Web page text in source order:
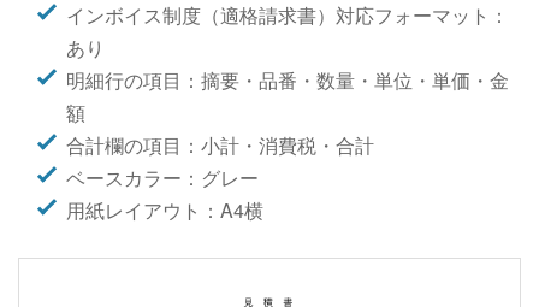
インボイス制度（適格請求書）対応フォーマット：
あり
明細行の項目：摘要・品番・数量・単位・単価・金
額
合計欄の項目：小計・消費税・合計
ベースカラー：グレー
用紙レイアウト：A4横